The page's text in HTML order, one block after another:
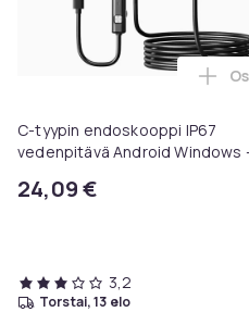
C-tyypin endoskooppi IP67
vedenpitävä Android Windows
24,09 €
3,2
torstai, 13 elo